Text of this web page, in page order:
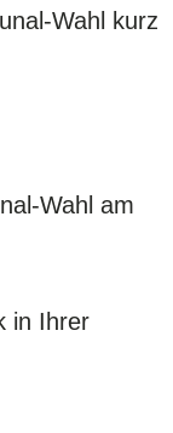
Wahl kurz
Wahl am
in Ihrer